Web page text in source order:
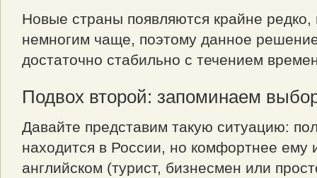
Новые страны появляются крайне
немногим чаще, поэтому данное
достаточно стабильно с течением
Подвох второй: запоминаем
Давайте представим такую ситуацию:
находится в России, но комфортнее ему
английском (турист, бизнесмен или